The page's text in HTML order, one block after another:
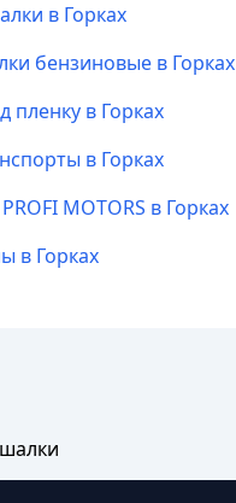
в Горках
бензиновые в Горках
пленку в Горках
в Горках
MOTORS в Горках
в Горках